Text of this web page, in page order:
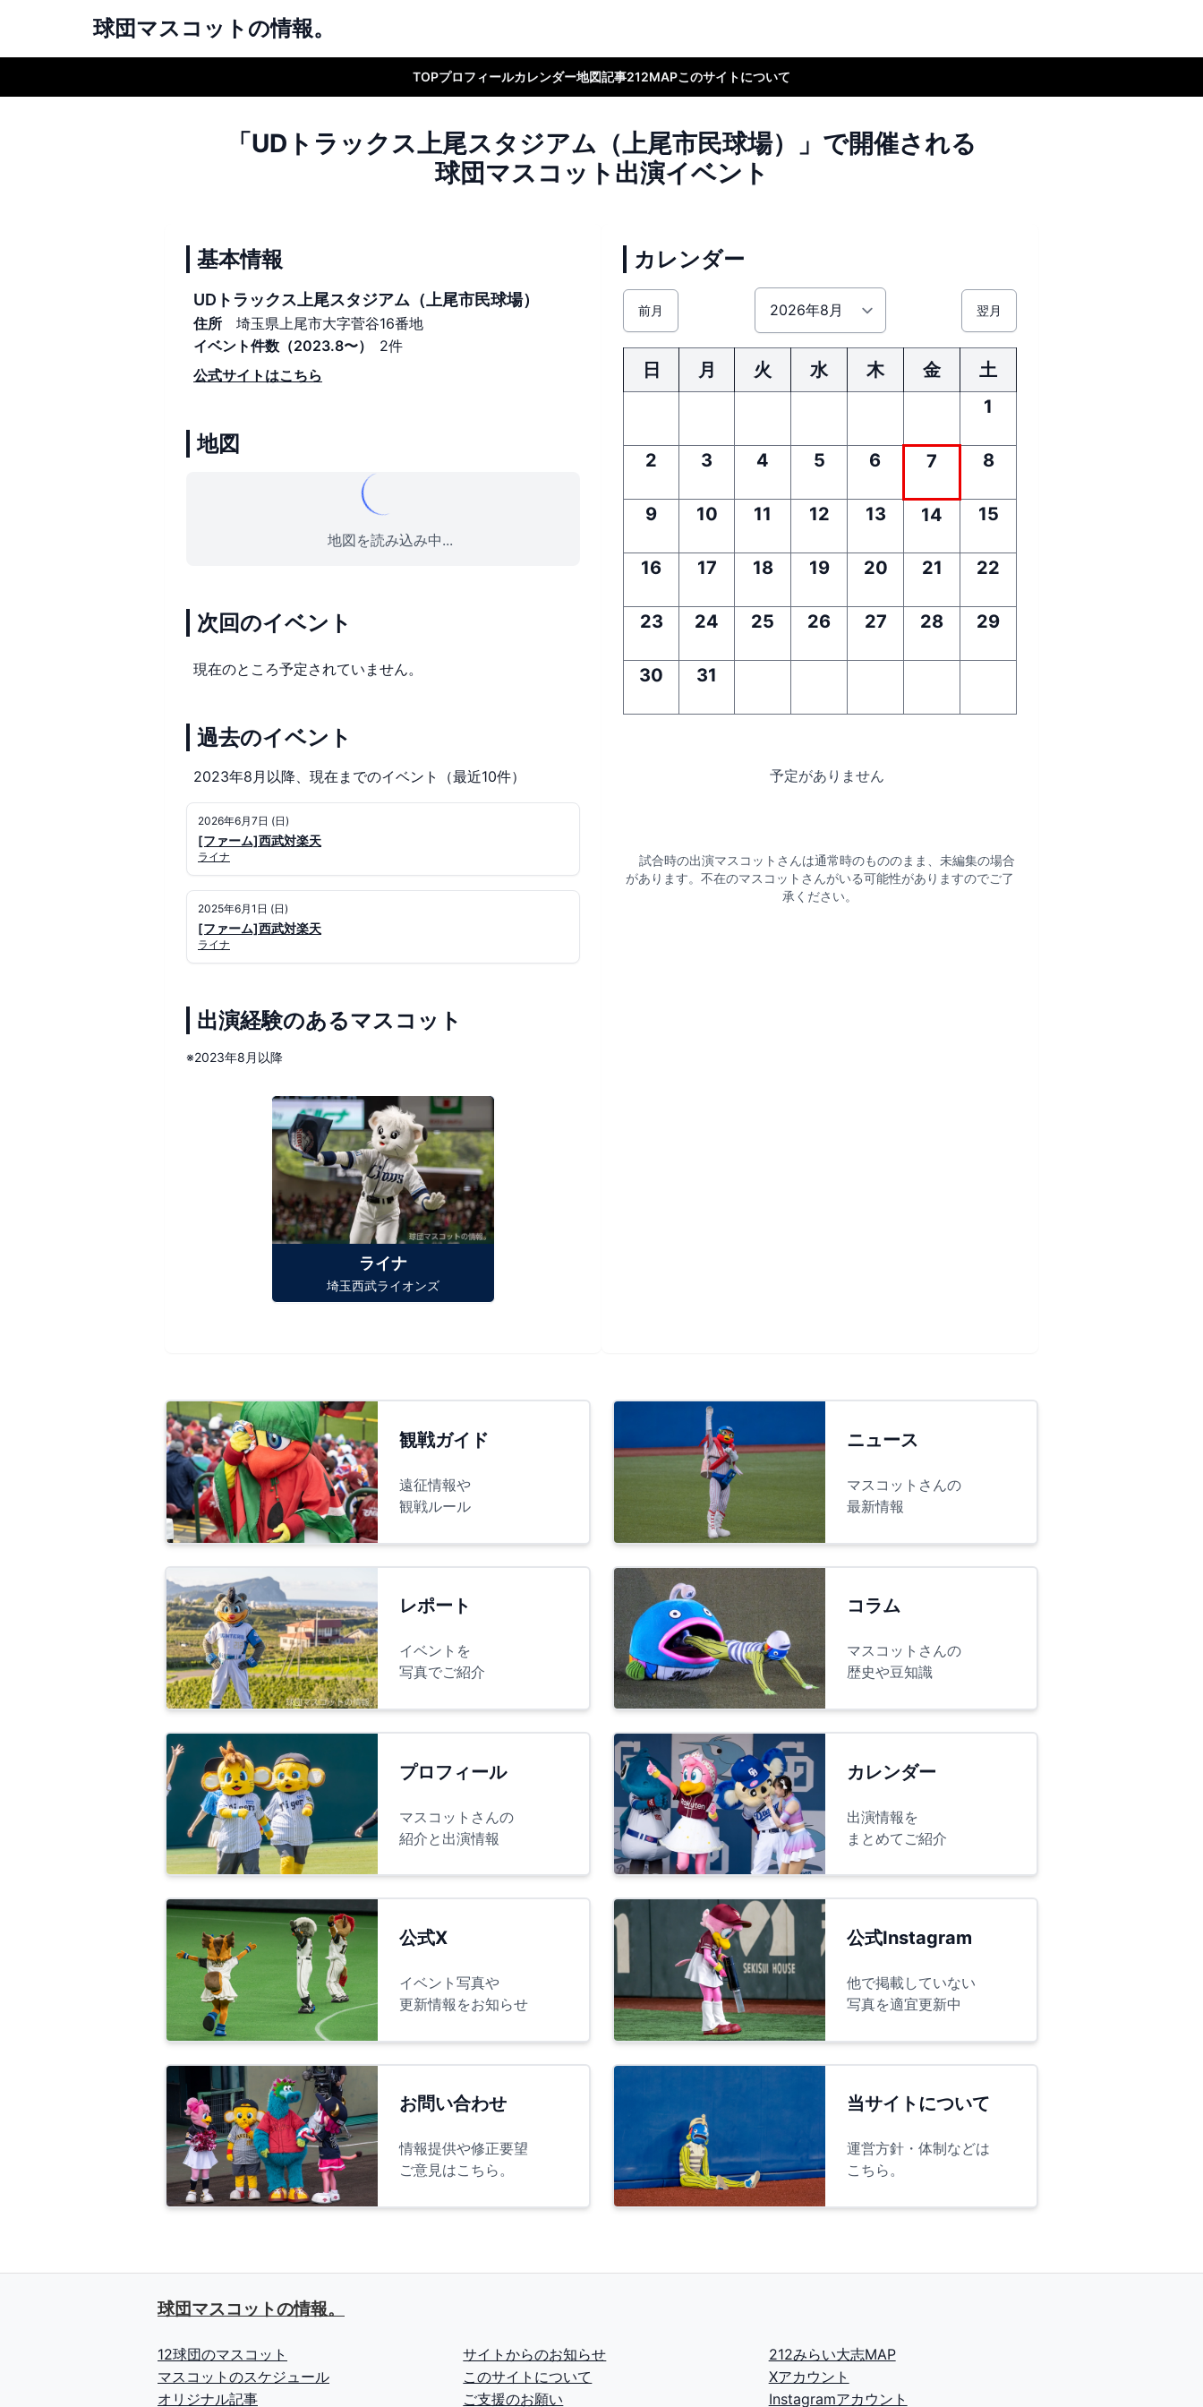
球団マスコットの情報。
TOPプロフィールカレンダー地図記事212MAPこのサイトについて
「UDトラックス上尾スタジアム（上尾市民球場）」で開催される
球団マスコット出演イベント
基本情報
UDトラックス上尾スタジアム（上尾市民球場）
住所
埼玉県上尾市大字菅谷16番地
イベント件数（2023.8〜）
2件
公式サイトはこちら
地図
地図を読み込み中...
次回のイベント
現在のところ予定されていません。
過去のイベント
2023年8月以降、現在までのイベント（最近10件）
2026年6月7日 (日)
[ファーム]西武対楽天
ライナ
2025年6月1日 (日)
[ファーム]西武対楽天
ライナ
出演経験のあるマスコット
※2023年8月以降
ライナ
埼玉西武ライオンズ
カレンダー
前月 翌月
日 月 火 水 木 金
土
1
2 3 4 5 6 7 8
9 10 11 12 13 14 15
16 17 18 19 20 21 22
23 24 25 26 27 28 29
30 31
予定がありません
試合時の出演マスコットさんは通常時のもののまま、未編集の場合
があります。不在のマスコットさんがいる可能性がありますのでご了
承ください。
観戦ガイド
遠征情報や
観戦ルール
ニュース
マスコットさんの
最新情報
レポート
イベントを
写真でご紹介
コラム
マスコットさんの
歴史や豆知識
プロフィール
マスコットさんの
紹介と出演情報
カレンダー
出演情報を
まとめてご紹介
公式X
イベント写真や
更新情報をお知らせ
公式Instagram
他で掲載していない
写真を適宜更新中
お問い合わせ
情報提供や修正要望
ご意見はこちら。
当サイトについて
運営方針・体制などは
こちら。
球団マスコットの情報。
12球団のマスコット
マスコットのスケジュール
オリジナル記事
サイトからのお知らせ
このサイトについて
ご支援のお願い
212みらい大志MAP
Xアカウント
Instagramアカウント